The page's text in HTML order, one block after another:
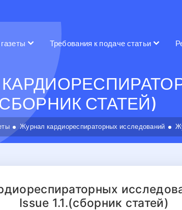
Требования к подаче статьи
СТАТЕЙ)
Журнал кардиореспираторных исследований
Issue 1.1.(сборник статей)